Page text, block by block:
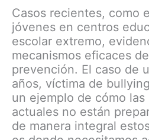
Casos recientes, como
jóvenes en centros
escolar extremo,
mecanismos eficaces
prevención. El caso de
años, víctima de
un ejemplo de cómo
actuales no están
de manera integral